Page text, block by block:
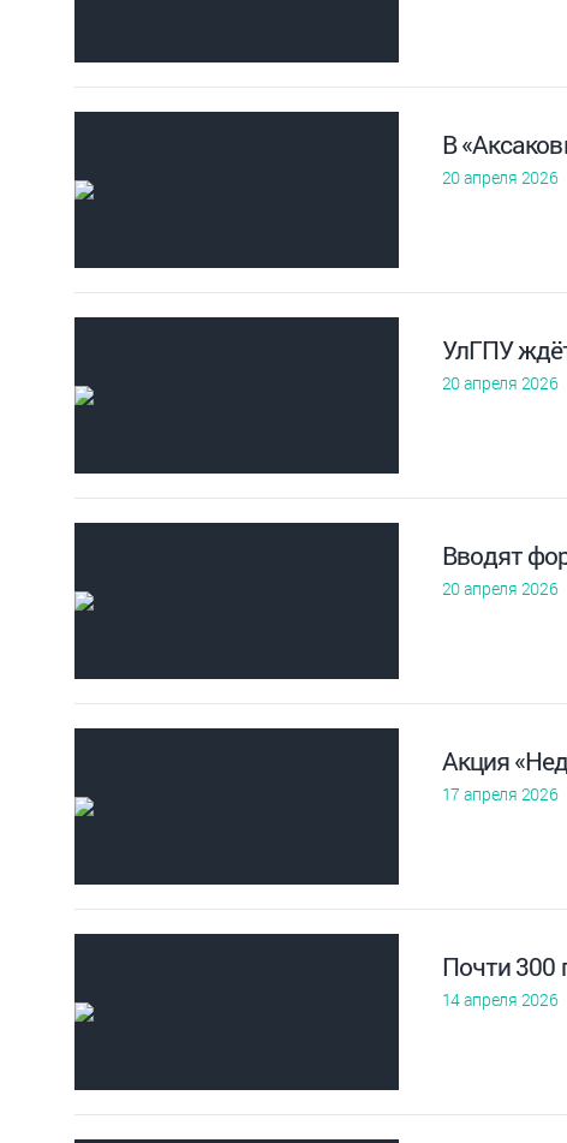
В
20 апреля 2026
УлГПУ
20 апреля 2026
Вводят
20 апреля 2026
Акция
17 апреля 2026
Почти 300
14 апреля 2026